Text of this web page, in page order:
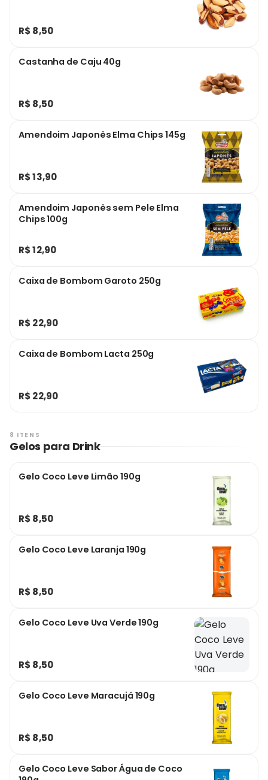
R$ 8,50
Castanha de Caju 40g
R$ 8,50
Amendoim Japonês Elma Chips 145g
R$ 13,90
Amendoim Japonês sem Pele Elma
Chips 100g
R$ 12,90
Caixa de Bombom Garoto 250g
R$ 22,90
Caixa de Bombom Lacta 250g
R$ 22,90
8 ITENS
Gelos para Drink
Gelo Coco Leve Limão 190g
R$ 8,50
Gelo Coco Leve Laranja 190g
R$ 8,50
Gelo Coco Leve Uva Verde 190g
R$ 8,50
Gelo Coco Leve Maracujá 190g
R$ 8,50
Gelo Coco Leve Sabor Água de Coco